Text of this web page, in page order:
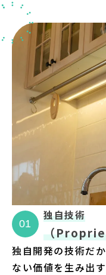
01
独自技術
（
独自開発の技術だ
ない価値を生み出